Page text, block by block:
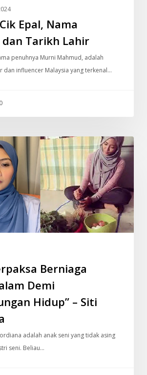
Epal, Nama
dan Tarikh Lahir
penuhnya Murni Mahmud, adalah
dan influencer Malaysia yang terkenal…
0
Berniaga
Demi
Hidup” – Siti
adalah anak seni yang tidak asing
seni. Beliau…